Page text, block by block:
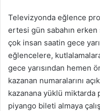
Televizyonda eğlence
ertesi gün sabahın
çok insan saatin gece
eğlencelere,
gece yarısından hemen
kazanan numaralarını
kazanana yüklü miktarda
piyango bileti almaya